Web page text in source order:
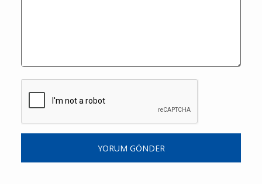
YORUM GÖNDER